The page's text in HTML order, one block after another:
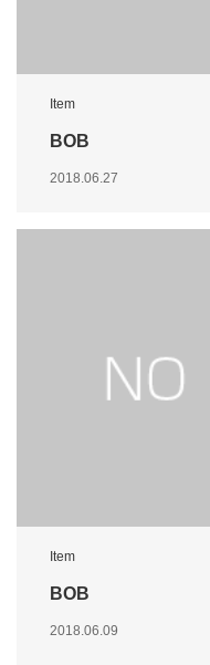
Item
BOB
2018.06.27
Item
BOB
2018.06.09